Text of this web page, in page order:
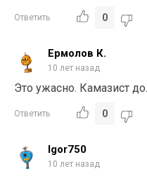
Ответить 0
Ермолов К.
10 лет назад
Это ужасно. Камазист
Ответить 0
Igor750
10 лет назад